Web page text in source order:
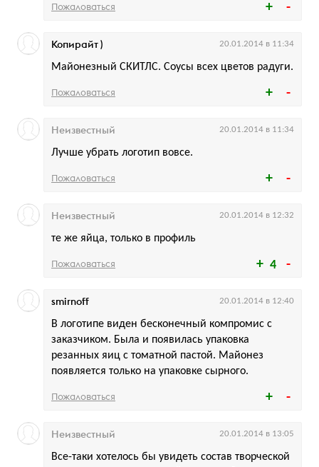
Пожаловаться
Майонезный СКИТЛС. Соусы всех цветов радуги.
Копирайт ) 20.01.2014 в 11:34
Пожаловаться
Лучше убрать логотип вовсе.
Неизвестный 20.01.2014 в 11:34
Пожаловаться
4
те же яйца, только в профиль
Неизвестный 20.01.2014 в 12:32
Пожаловаться
В логотипе виден бесконечный компромис с
заказчиком. Была и появилась упаковка
резанных яиц с томатной пастой. Майонез
появляется только на упаковке сырного.
smirnoff 20.01.2014 в 12:40
Пожаловаться
Все-таки хотелось бы увидеть состав творческой
Неизвестный 20.01.2014 в 13:05